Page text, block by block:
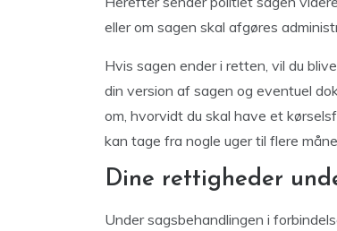
eller om sagen skal afgøres
Hvis sagen ender i retten, vil du
din version af sagen og eventuel
om, hvorvidt du skal have et
kan tage fra nogle uger til flere
Dine rettigheder
Under sagsbehandlingen i